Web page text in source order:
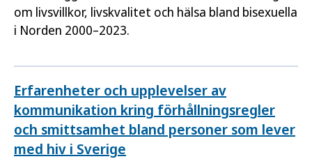
om livsvillkor, livskvalitet och hälsa bland bisexuella
i Norden 2000–2023.
Erfarenheter och upplevelser av
kommunikation kring förhållningsregler
och smittsamhet bland personer som lever
med hiv i Sverige